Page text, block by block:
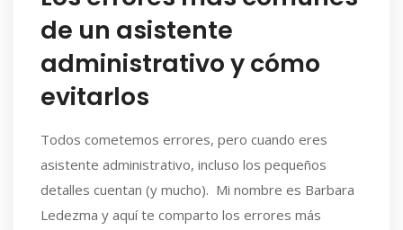
de un asistente
administrativo y cómo
evitarlos
Todos cometemos errores, pero cuando eres
asistente administrativo, incluso los pequeños
detalles cuentan (y mucho). Mi nombre es Barbara
Ledezma y aquí te comparto los errores más